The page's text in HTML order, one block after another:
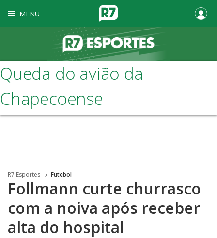
MENU
Queda do avião da
Chapecoense
R7 Esportes Futebol
Follmann curte churrasco
com a noiva após receber
alta do hospital